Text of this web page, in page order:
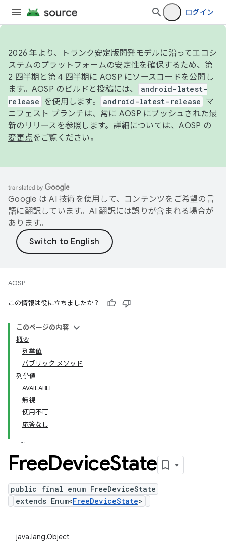
ログイン
2026 年より、トランク安定版開発モデルに沿ってエコシ
ステムのプラットフォームの安定性を確保するため、第
2 四半期と第 4 四半期に AOSP にソースコードを公開し
ます。AOSP のビルドと投稿には、
android-latest-
release
を使用します。 android-latest-release
マ
ニフェスト ブランチは、常に AOSP にプッシュされた最
新のリリースを参照します。詳細については、AOSP の
変更点をご覧ください。
Google は AI 技術を使用して、コンテンツをご希望の言
語に翻訳しています。AI 翻訳には誤りが含まれる場合が
あります。
AOSP
この情報は役に立ちましたか？
このページの内容
概要
列挙値
パブリック メソッド
列挙値
AVAILABLE
無視
使用不可
応答なし
FreeDeviceState
public final enum FreeDeviceState
extends Enum<FreeDeviceState>
java.lang.Object